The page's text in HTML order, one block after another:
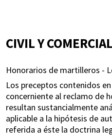
CIVIL Y COMERCIAL
Honorarios de martilleros -
Los preceptos contenidos
concerniente al reclamo de
resultan sustancialmente
aplicable a la hipótesis de
referida a éste la doctrina